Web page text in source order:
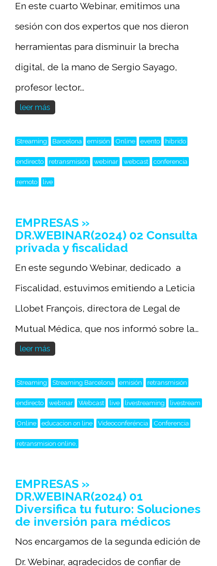
En este cuarto Webinar, emitimos una
sesión con dos expertos que nos dieron
herramientas para disminuir la brecha
digital, de la mano de Sergio Sayago,
profesor lector...
leer más
Streaming Barcelona emisión Online evento hibrido
endirecto retransmisión webinar webcast conferencia
remoto live
EMPRESAS »
DR.WEBINAR(2024) 02 Consulta
privada y fiscalidad
En este segundo Webinar, dedicado a
Fiscalidad, estuvimos emitiendo a Leticia
Llobet François, directora de Legal de
Mutual Médica, que nos informó sobre la...
leer más
Streaming Streaming Barcelona emisión retransmisión
endirecto webinar Webcast live livestreaming livestream
Online educacion on line Videoconferéncia Conferencia
retransmision online,
EMPRESAS »
DR.WEBINAR(2024) 01
Diversifica tu futuro: Soluciones
de inversión para médicos
Nos encargamos de la segunda edición de
Dr. Webinar, agradecidos de confiar de